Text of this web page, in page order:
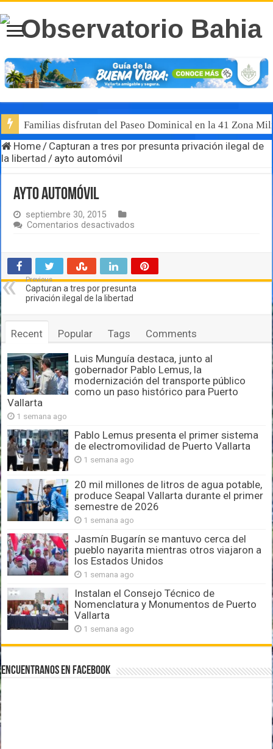
Familias disfrutan del Paseo Dominical en la 41 Zona
Home/ Capturan a tres por presunta privación ilegal de
la libertad / ayto automóvil
ayto automóvil
septiembre 30, 2015
Comentarios desactivados
Previous
Capturan a tres por presunta
privación ilegal de la libertad
Recent Popular Tags Comments
Luis Munguía destaca, junto al
gobernador Pablo Lemus, la
modernización del transporte público
como un paso histórico para Puerto
Vallarta
1 semana ago
Pablo Lemus presenta el primer sistema
de electromovilidad de Puerto Vallarta
1 semana ago
20 mil millones de litros de agua potable,
produce Seapal Vallarta durante el primer
semestre de 2026
1 semana ago
Jasmín Bugarín se mantuvo cerca del
pueblo nayarita mientras otros viajaron a
los Estados Unidos
1 semana ago
Instalan el Consejo Técnico de
Nomenclatura y Monumentos de Puerto
Vallarta
1 semana ago
Encuentranos en Facebook